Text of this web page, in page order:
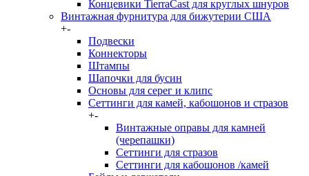
Концевики TierraCast для круглых шнуров
Винтажная фурнитура для бижутерии США
+-
Подвески
Коннекторы
Штампы
Шапочки для бусин
Основы для серег и клипс
Сеттинги для камей, кабошонов и стразов
+-
Винтажные оправы для камней
(черепашки)
Сеттинги для стразов
Сеттинги для кабошонов /камей